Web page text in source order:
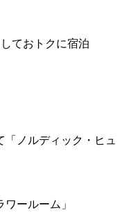
ておトクに宿泊
ノルディック・ヒュ
ールーム」